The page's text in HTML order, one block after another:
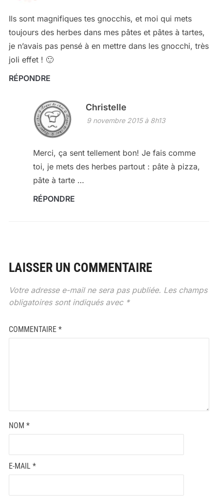
Ils sont magnifiques tes gnocchis, et moi qui mets
toujours des herbes dans mes pâtes et pâtes à tartes,
je n’avais pas pensé à en mettre dans les gnocchi, très
joli effet ! 🙂
RÉPONDRE
Christelle
9 novembre 2015 à 8h13
Merci, ça sent tellement bon! Je fais comme
toi, je mets des herbes partout : pâte à pizza,
pâte à tarte …
RÉPONDRE
LAISSER UN COMMENTAIRE
Votre adresse e-mail ne sera pas publiée. Les champs
obligatoires sont indiqués avec *
COMMENTAIRE *
NOM *
E-MAIL *